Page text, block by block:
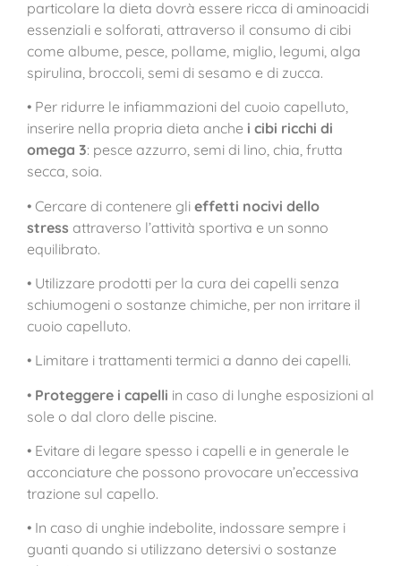
particolare la dieta dovrà essere ricca di aminoacidi
essenziali e solforati, attraverso il consumo di cibi
come albume, pesce, pollame, miglio, legumi, alga
spirulina, broccoli, semi di sesamo e di zucca.
• Per ridurre le infiammazioni del cuoio capelluto,
inserire nella propria dieta anche i cibi ricchi di
omega 3: pesce azzurro, semi di lino, chia, frutta
secca, soia.
• Cercare di contenere gli effetti nocivi dello
stress attraverso l’attività sportiva e un sonno
equilibrato.
• Utilizzare prodotti per la cura dei capelli senza
schiumogeni o sostanze chimiche, per non irritare il
cuoio capelluto.
• Limitare i trattamenti termici a danno dei capelli.
• Proteggere i capelli in caso di lunghe esposizioni al
sole o dal cloro delle piscine.
• Evitare di legare spesso i capelli e in generale le
acconciature che possono provocare un’eccessiva
trazione sul capello.
• In caso di unghie indebolite, indossare sempre i
guanti quando si utilizzano detersivi o sostanze